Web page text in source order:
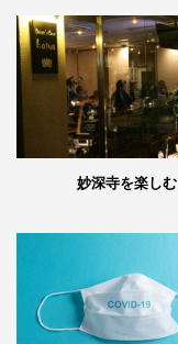
妙深寺を楽しむ